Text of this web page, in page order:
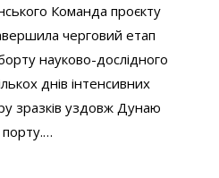
Команда проєкту
черговий етап
науково-дослідного
днів інтенсивних
зразків уздовж Дунаю